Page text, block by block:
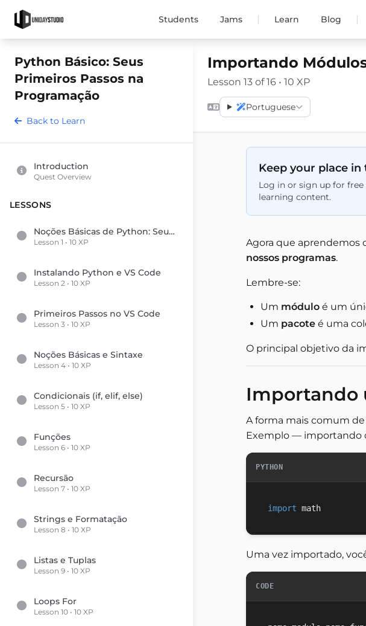
Students Jams | Learn Blog |
Python Básico: Seus
Primeiros Passos na
Programação
Back to Learn
Introduction
Quest Overview
LESSONS
Noções Básicas de Python: Seus Primeiros Passos na Programação
Lesson 1 • 10 XP
Instalando Python e VS Code
Lesson 2 • 10 XP
Primeiros Passos no VS Code
Lesson 3 • 10 XP
Noções Básicas e Sintaxe
Lesson 4 • 10 XP
Condicionais (if, elif, else)
Lesson 5 • 10 XP
Funções
Lesson 6 • 10 XP
Recursão
Lesson 7 • 10 XP
Strings e Formatação
Lesson 8 • 10 XP
Listas e Tuplas
Lesson 9 • 10 XP
Loops For
Lesson 10 • 10 XP
Importando
Lesson 13 of 16 • 10 XP
Portuguese
Keep your place in
Log in or sign up for
learning content.
Agora que aprendemos
nossos programas.
Lembre-se:
Um módulo é um
Um pacote é uma
O principal objetivo da
Importando
A forma mais comum
Exemplo — importando
PYTHON
import
Uma vez importado,
CODE